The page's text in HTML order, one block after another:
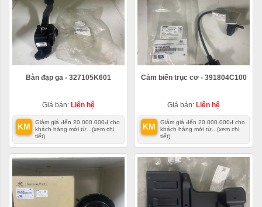
Bàn đạp ga - 327105K601
Giá bán: Liên hệ
KM
Giảm giá đến 20.000.000đ cho
khách hàng mới từ... (xem chi
tiết)
Cảm biến trục cơ - 391804C100
Giá bán: Liên hệ
KM
Giảm giá đến 20.000.000đ cho
khách hàng mới từ... (xem chi
tiết)